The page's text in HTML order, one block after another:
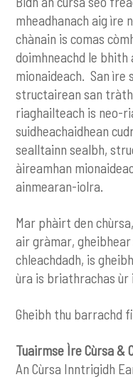
mheadhanach aig ìre
chànain is comas
doimhneachd le bhith
mionaideach. San ìre
structairean san
riaghailteach is neo-
suidheachaidhean
sealltainn sealbh,
àireamhan
ainmearan-iolra.
Mar phàirt den
air gràmar,
chleachdadh, is
ùra is briathrachas ùr
Gheibh thu barrachd
Tuairmse Ìre Cùrsa &
An Cùrsa Inntrigidh